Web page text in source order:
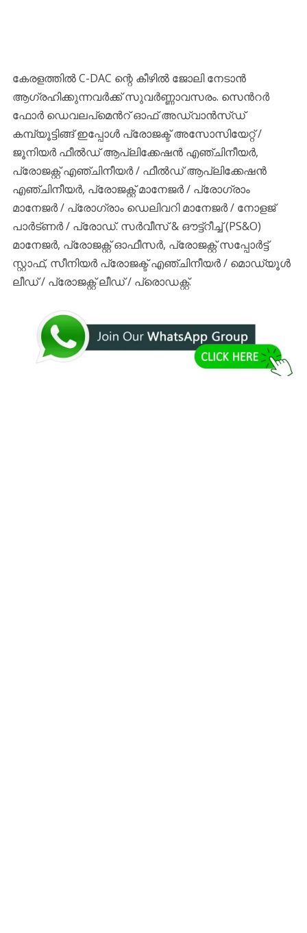
കേരളത്തില്‍ C-DAC ന്റെ കീഴിൽ ജോലി നേടാന്‍
ആഗ്രഹിക്കുന്നവര്‍ക്ക് സുവര്‍ണ്ണാവസരം. സെൻറർ
ഫോർ ഡെവലപ്മെൻറ് ഓഫ് അഡ്വാൻസ്ഡ്
കമ്പ്യൂട്ടിങ്ങ് ഇപ്പോള്‍ പ്രോജക്ട് അസോസിയേറ്റ് /
ജൂനിയർ ഫീൽഡ് ആപ്ലിക്കേഷൻ എഞ്ചിനീയർ,
പ്രോജക്റ്റ് എഞ്ചിനീയർ / ഫീൽഡ് ആപ്ലിക്കേഷൻ
എഞ്ചിനീയർ, പ്രോജക്റ്റ് മാനേജർ / പ്രോഗ്രാം
മാനേജർ / പ്രോഗ്രാം ഡെലിവറി മാനേജർ / നോളജ്
പാർട്ണർ / പ്രോഡ്. സർവീസ് & ഔട്ട്റീച്ച് (PS&O)
മാനേജർ, പ്രോജക്റ്റ് ഓഫീസർ, പ്രോജക്റ്റ് സപ്പോർട്ട്
സ്റ്റാഫ്, സീനിയർ പ്രോജക്ട് എഞ്ചിനീയർ / മൊഡ്യൂൾ
ലീഡ് / പ്രോജക്റ്റ് ലീഡ് / പ്രൊഡക്റ്റ്.